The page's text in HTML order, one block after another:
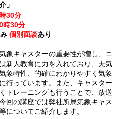
」
30分
時30分
個別面談あり
象キャスターの重要性が増し、ニ
新人教育に力を入れており、天気
象特性、的確にわかりやすく気象
行っています。また、キャスター
トレーニングも行うことで、放送
回の講座では弊社所属気象キャス
についてご紹介します。